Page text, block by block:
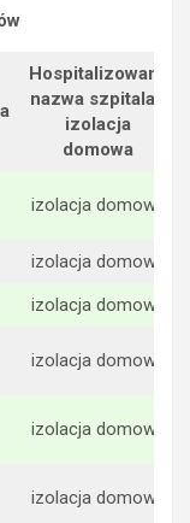
Hospitalizowany
nazwa szpitala /
izolacja
domowa
izolacja domowa
izolacja domowa
izolacja domowa
izolacja domowa
izolacja domowa
izolacja domowa